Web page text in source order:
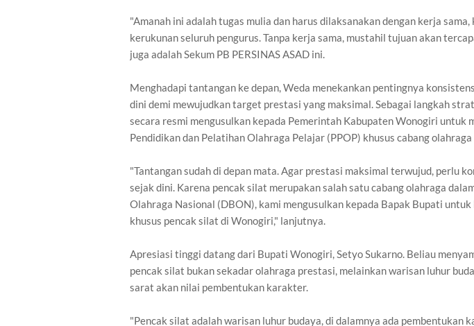
"Amanah ini adalah tugas mulia dan harus dilaksanakan dengan kerja sama,
kerukunan seluruh pengurus. Tanpa kerja sama, mustahil tujuan akan
juga adalah Sekum PB PERSINAS ASAD ini.
Menghadapi tantangan ke depan, Weda menekankan pentingnya
dini demi mewujudkan target prestasi yang maksimal. Sebagai langkah
secara resmi mengusulkan kepada Pemerintah Kabupaten Wonogiri untuk
Pendidikan dan Pelatihan Olahraga Pelajar (PPOP) khusus cabang
"Tantangan sudah di depan mata. Agar prestasi maksimal terwujud, perlu
sejak dini. Karena pencak silat merupakan salah satu cabang olahraga
Olahraga Nasional (DBON), kami mengusulkan kepada Bapak Bupati
khusus pencak silat di Wonogiri," lanjutnya.
Apresiasi tinggi datang dari Bupati Wonogiri, Setyo Sukarno. Beliau
pencak silat bukan sekadar olahraga prestasi, melainkan warisan luhur
sarat akan nilai pembentukan karakter.
"Pencak silat adalah warisan luhur budaya, di dalamnya ada pembentukan